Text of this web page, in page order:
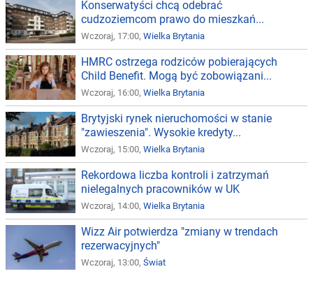
Konserwatyści chcą odebrać
cudzoziemcom prawo do mieszkań...
Wczoraj, 17:00, Wielka Brytania
HMRC ostrzega rodziców pobierających
Child Benefit. Mogą być zobowiązani...
Wczoraj, 16:00, Wielka Brytania
Brytyjski rynek nieruchomości w stanie
"zawieszenia". Wysokie kredyty...
Wczoraj, 15:00, Wielka Brytania
Rekordowa liczba kontroli i zatrzymań
nielegalnych pracowników w UK
Wczoraj, 14:00, Wielka Brytania
Wizz Air potwierdza "zmiany w trendach
rezerwacyjnych"
Wczoraj, 13:00, Świat